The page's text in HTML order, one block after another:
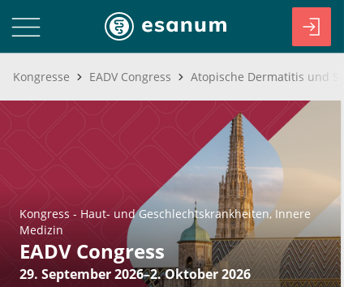
Kongresse EADV Congress
Kongress - Haut- und Geschlechtskrankheiten Innere
Medizin
EADV Congress
29. September 2026–2. Oktober 2026